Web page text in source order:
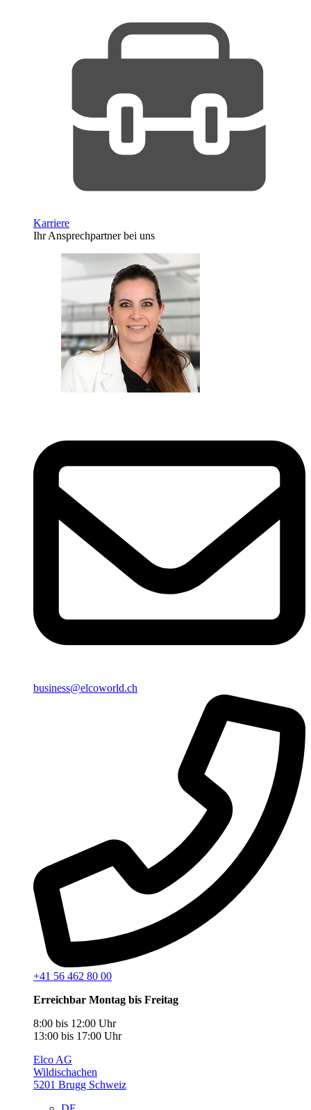
Karriere
Ihr Ansprechpartner bei uns
business@elcoworld.ch
+41 56 462 80 00
Erreichbar Montag bis Freitag
8:00 bis 12:00 Uhr
13:00 bis 17:00 Uhr
Elco AG
Wildischachen
5201 Brugg Schweiz